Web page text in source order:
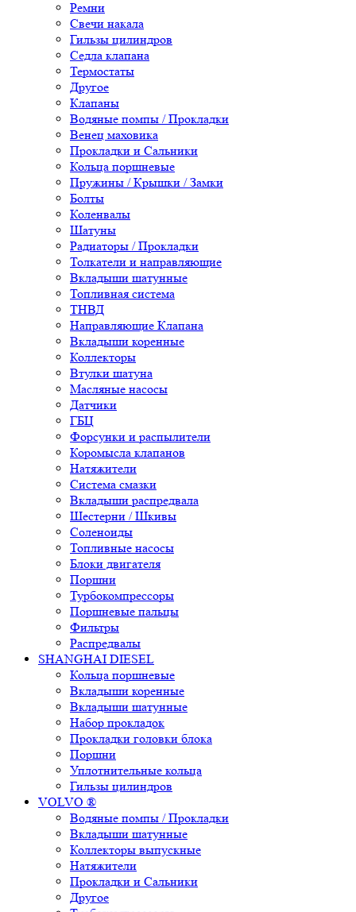
Ремни
Свечи накала
Гильзы цилиндров
Седла клапана
Термостаты
Другое
Клапаны
Водяные помпы / Прокладки
Венец маховика
Прокладки и Сальники
Кольца поршневые
Пружины / Крышки / Замки
Болты
Коленвалы
Шатуны
Радиаторы / Прокладки
Толкатели и направляющие
Вкладыши шатунные
Топливная система
ТНВД
Направляющие Клапана
Вкладыши коренные
Коллекторы
Втулки шатуна
Масляные насосы
Датчики
ГБЦ
Форсунки и распылители
Коромысла клапанов
Натяжители
Система смазки
Вкладыши распредвала
Шестерни / Шкивы
Соленоиды
Топливные насосы
Блоки двигателя
Поршни
Турбокомпрессоры
Поршневые пальцы
Фильтры
Распредвалы
SHANGHAI DIESEL
Кольца поршневые
Вкладыши коренные
Вкладыши шатунные
Набор прокладок
Прокладки головки блока
Поршни
Уплотнительные кольца
Гильзы цилиндров
VOLVO ®
Водяные помпы / Прокладки
Вкладыши шатунные
Коллекторы выпускные
Натяжители
Прокладки и Сальники
Другое